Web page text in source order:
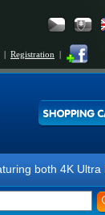
| Registration |
Ultra HD